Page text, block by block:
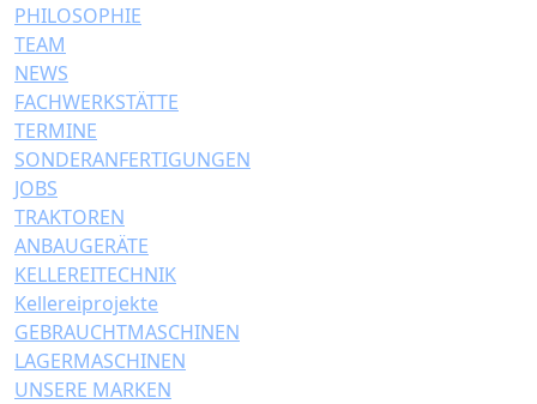
PHILOSOPHIE
TEAM
NEWS
FACHWERKSTÄTTE
TERMINE
SONDERANFERTIGUNGEN
JOBS
TRAKTOREN
ANBAUGERÄTE
KELLEREITECHNIK
Kellereiprojekte
GEBRAUCHTMASCHINEN
LAGERMASCHINEN
UNSERE MARKEN